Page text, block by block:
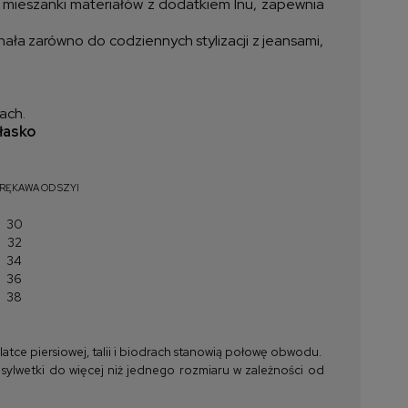
zarówno do codziennych stylizacji z jeansami,
OD SZYI
30
32
34
36
38
piersiowej, talii i biodrach stanowią połowę obwodu.
do więcej niż jednego rozmiaru w zależności od